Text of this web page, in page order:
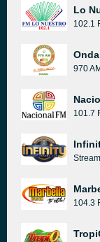
Lo
102.1
970 AM
101.7
Stream
104.3